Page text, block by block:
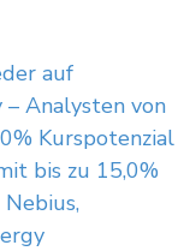
auf
– Analysten von
Kurspotenzial
bis zu 15,0%
Nebius,